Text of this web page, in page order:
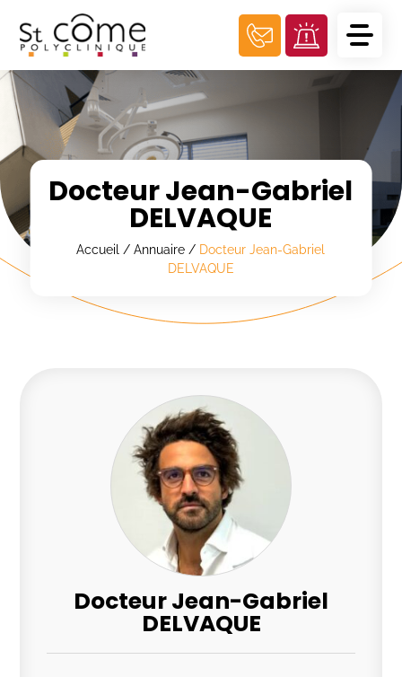
Docteur Jean-Gabriel
DELVAQUE
Accueil /Annuaire / Docteur Jean-Gabriel
DELVAQUE
Docteur Jean-Gabriel
DELVAQUE